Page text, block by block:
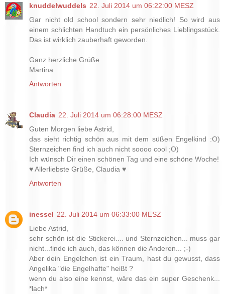
knuddelwuddels 22. Juli 2014 um 06:22:00 MESZ
Gar nicht old school sondern sehr niedlich! So wird aus
einem schlichten Handtuch ein persönliches Lieblingsstück.
Das ist wirklich zauberhaft geworden.
Ganz herzliche Grüße
Martina
Antworten
Claudia 22. Juli 2014 um 06:28:00 MESZ
Guten Morgen liebe Astrid,
das sieht richtig schön aus mit dem süßen Engelkind :O)
Sternzeichen find ich auch nicht soooo cool ;O)
Ich wünsch Dir einen schönen Tag und eine schöne Woche!
♥ Allerliebste Grüße, Claudia ♥
Antworten
inessel 22. Juli 2014 um 06:33:00 MESZ
Liebe Astrid,
sehr schön ist die Stickerei.... und Sternzeichen... muss gar
nicht...finde ich auch, das können die Anderen... ;-)
Aber dein Engelchen ist ein Traum, hast du gewusst, dass
Angelika "die Engelhafte" heißt ?
wenn du also eine kennst, wäre das ein super Geschenk...
*lach*